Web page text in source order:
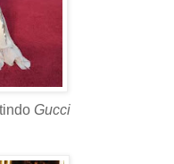
Gucci